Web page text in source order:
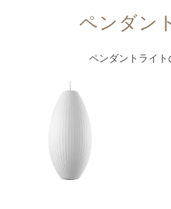
ペンダン
ペンダントライト